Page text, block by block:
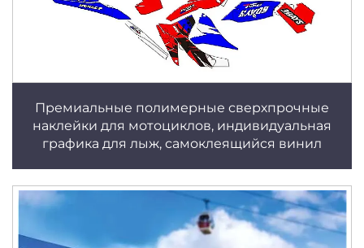
Премиальные полимерные сверхпрочные
наклейки для мотоциклов, индивидуальная
графика для лыж, самоклеящийся винил